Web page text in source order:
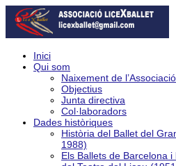
Inici
Qui som
Naixement de
Objectius
Junta directiva
Col·laboradors
Dades històriques
Història del Ballet del
1988)
Els Ballets de Barcelona